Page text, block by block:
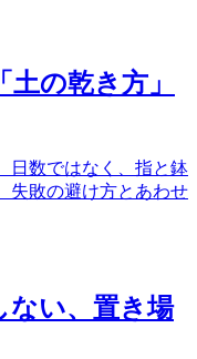
の乾き方」
日数ではなく、指と鉢
失敗の避け方とあわせ
ない、置き場